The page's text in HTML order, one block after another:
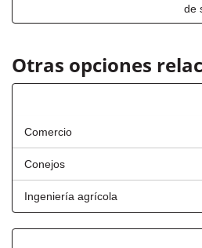
de
Otras opciones
Comercio
Conejos
Ingeniería agrícola